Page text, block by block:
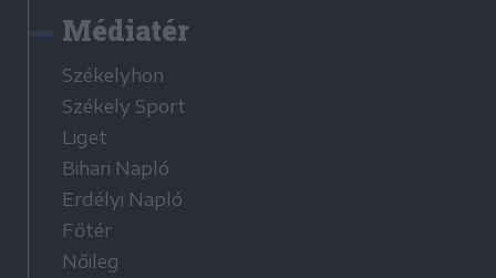
Médiatér
Székelyhon
Székely Sport
Liget
Bihari Napló
Erdélyi Napló
Főtér
Nőileg